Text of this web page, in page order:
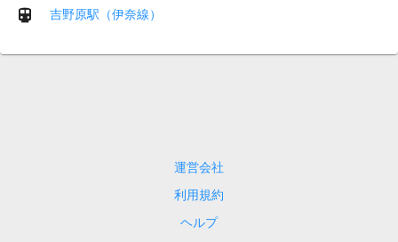
吉野原駅（伊奈線）
運営会社
利用規約
ヘルプ